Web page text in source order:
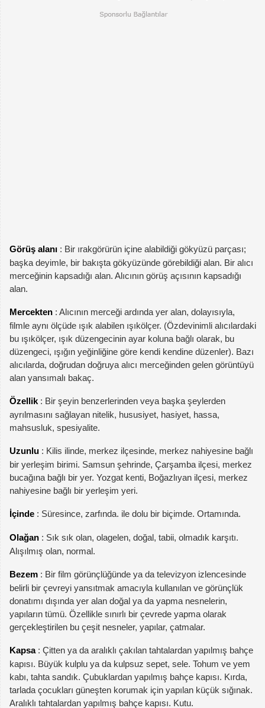
Görüş alanı : Bir ırakgörürün içine alabildiği gökyüzü parçası;
başka deyimle, bir bakışta gökyüzünde görebildiği alan. Bir alıcı
merceğinin kapsadığı alan. Alıcının görüş açısının kapsadığı
alan.
Mercekten : Alıcının merceği ardında yer alan, dolayısıyla,
filmle aynı ölçüde ışık alabilen ışıkölçer. (Özdevinimli alıcılardaki
bu ışıkölçer, ışık düzengecinin ayar koluna bağlı olarak, bu
düzengeci, ışığın yeğinliğine göre kendi kendine düzenler). Bazı
alıcılarda, doğrudan doğruya alıcı merceğinden gelen görüntüyü
alan yansımalı bakaç.
Özellik : Bir şeyin benzerlerinden veya başka şeylerden
ayrılmasını sağlayan nitelik, hususiyet, hasiyet, hassa,
mahsusluk, spesiyalite.
Uzunlu : Kilis ilinde, merkez ilçesinde, merkez nahiyesine bağlı
bir yerleşim birimi. Samsun şehrinde, Çarşamba ilçesi, merkez
bucağına bağlı bir yer. Yozgat kenti, Boğazlıyan ilçesi, merkez
nahiyesine bağlı bir yerleşim yeri.
İçinde : Süresince, zarfında. ile dolu bir biçimde. Ortamında.
Olağan : Sık sık olan, olagelen, doğal, tabii, olmadık karşıtı.
Alışılmış olan, normal.
Bezem : Bir film görünçlüğünde ya da televizyon izlencesinde
belirli bir çevreyi yansıtmak amacıyla kullanılan ve görünçlük
donatımı dışında yer alan doğal ya da yapma nesnelerin,
yapıların tümü. Özellikle sınırlı bir çevrede yapma olarak
gerçekleştirilen bu çeşit nesneler, yapılar, çatmalar.
Kapsa: Çitten ya da aralıklı çakılan tahtalardan yapılmış bahçe
kapısı. Büyük kulplu ya da kulpsuz sepet, sele. Tohum ve yem
kabı, tahta sandık. Çubuklardan yapılmış bahçe kapısı. Kırda,
tarlada çocukları güneşten korumak için yapılan küçük sığınak.
Aralıklı tahtalardan yapılmış bahçe kapısı. Kutu.